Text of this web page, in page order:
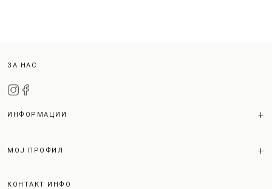
ЗА НАС
ИНФОРМАЦИИ
МОЈ ПРОФИЛ
КОНТАКТ ИНФО